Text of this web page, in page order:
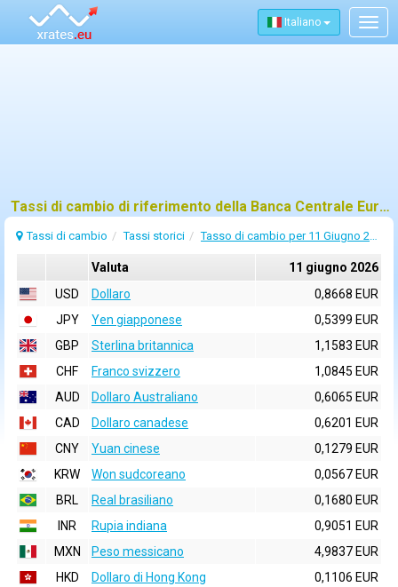
Italiano
Tassi di cambio di riferimento della Banca Centrale Europea (BCE) per 11 giugno 2026
Tassi di cambio Tassi storici Tasso di cambio per 11 Giugno 2026
Valuta
11 giugno 2026
USD
Dollaro
0,8668 EUR
JPY
Yen giapponese
0,5399 EUR
GBP
Sterlina britannica
1,1583 EUR
CHF
Franco svizzero
1,0845 EUR
AUD
Dollaro Australiano
0,6065 EUR
CAD
Dollaro canadese
0,6201 EUR
CNY
Yuan cinese
0,1279 EUR
KRW
Won sudcoreano
0,0567 EUR
BRL
Real brasiliano
0,1680 EUR
INR
Rupia indiana
0,9051 EUR
MXN
Peso messicano
4,9837 EUR
HKD
Dollaro di Hong Kong
0,1106 EUR